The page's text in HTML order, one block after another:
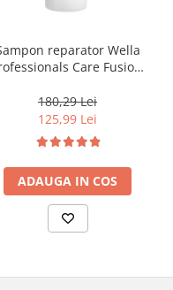
reparator Wella
Care Fusion,
180,29 Lei
125,99 Lei
ADAUGA IN COS